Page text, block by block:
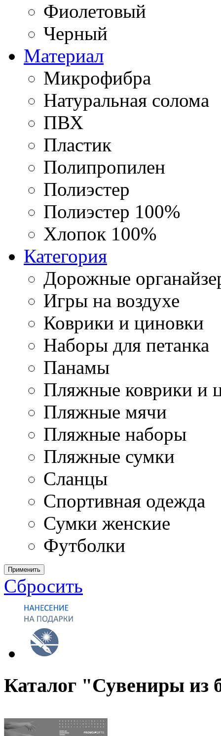
Фиолетовый
Черный
Материал
Микрофибра
Натуральная солома
ПВХ
Пластик
Полипропилен
Полиэстер
Полиэстер 100%
Хлопок 100%
Категория
Дорожные
Игры на воздухе
Коврики и циновки
Наборы для петанка
Панамы
Пляжные коврики и
Пляжные мячи
Пляжные наборы
Пляжные сумки
Сланцы
Спортивная одежда
Сумки женские
Футболки
Применить
Сбросить
Каталог "Сувениры из